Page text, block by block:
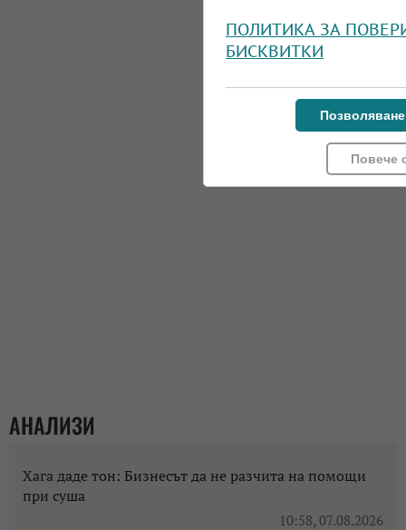
АНАЛИЗИ
Хага даде тон: Бизнесът да не разчита на помощи
при суша
10:58, 07.08.2026
ПОЛИТИКА ЗА
БИСКВИТКИ
Повече